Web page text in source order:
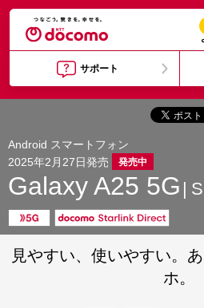
サポート
Android スマートフォン
2025年2月27日発売
発売中
Galaxy A25 5G
見やすい、使いやすい。
ホ。